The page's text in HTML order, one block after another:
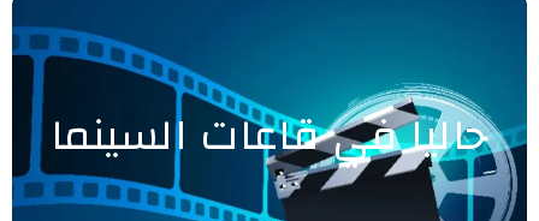
حاليا في قاعات السينما